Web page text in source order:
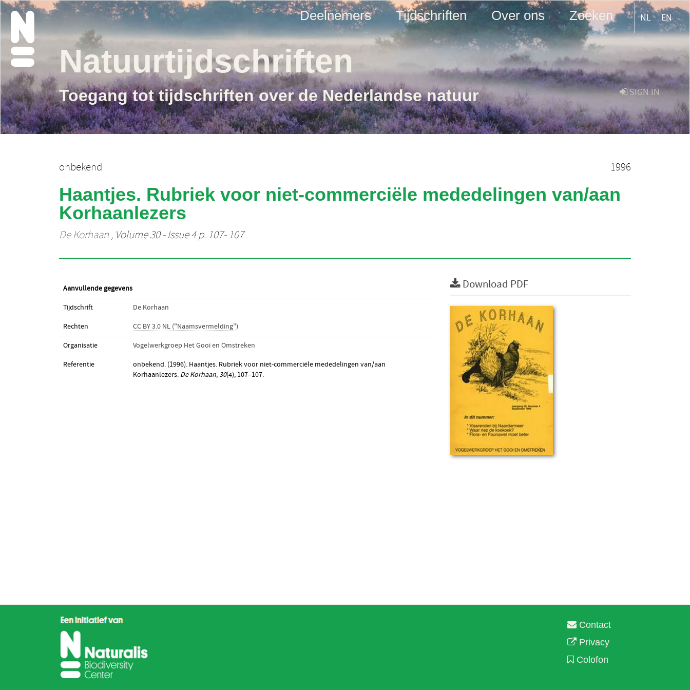
Deelnemers Tijdschriften Over ons Zoeken NL EN
SIGN IN
Natuurtijdschriften
Toegang tot tijdschriften over de Nederlandse natuur
onbekend 1996
Haantjes. Rubriek voor niet-commerciële mededelingen van/aan
Korhaanlezers
De Korhaan, Volume 30 - Issue 4 p. 107- 107
Aanvullende gegevens
Tijdschrift De Korhaan
Rechten CC BY 3.0 NL ("Naamsvermelding")
Organisatie Vogelwerkgroep Het Gooi en Omstreken
Referentie
onbekend. (1996). Haantjes. Rubriek voor niet-commerciële mededelingen van/aan
Korhaanlezers. De Korhaan, 30(4), 107–107.
Download PDF
Contact
Privacy
Colofon